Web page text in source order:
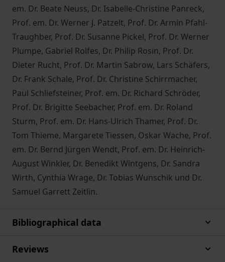
em. Dr. Beate Neuss, Dr. Isabelle-Christine Panreck,
Prof. em. Dr. Werner J. Patzelt, Prof. Dr. Armin Pfahl-
Traughber, Prof. Dr. Susanne Pickel, Prof. Dr. Werner
Plumpe, Gabriel Rolfes, Dr. Philip Rosin, Prof. Dr.
Dieter Rucht, Prof. Dr. Martin Sabrow, Lars Schäfers,
Dr. Frank Schale, Prof. Dr. Christine Schirrmacher,
Paul Schliefsteiner, Prof. em. Dr. Richard Schröder,
Prof. Dr. Brigitte Seebacher, Prof. em. Dr. Roland
Sturm, Prof. em. Dr. Hans-Ulrich Thamer, Prof. Dr.
Tom Thieme, Margarete Tiessen, Oskar Wache, Prof.
em. Dr. Bernd Jürgen Wendt, Prof. em. Dr. Heinrich-
August Winkler, Dr. Benedikt Wintgens, Dr. Sandra
Wirth, Cynthia Wrage, Dr. Tobias Wunschik und Dr.
Samuel Garrett Zeitlin.
Bibliographical data
Reviews